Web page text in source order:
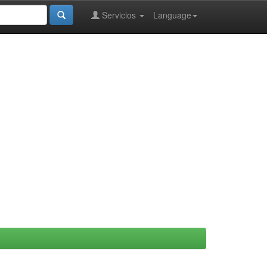
Language
Servicios